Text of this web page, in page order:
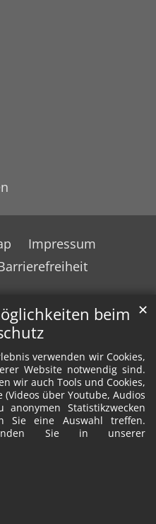
beim
verwenden wir Cookies,
Website notwendig sind.
wir auch Tools und Cookies,
über Youtube, Audios
Statistikzwecken
Sie eine Auswahl treffen.
Sie in unserer
✕
Impressum